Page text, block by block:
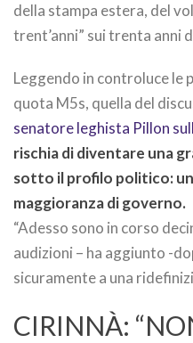
della stampa estera, del
trent’anni” sui trenta anni
Leggendo in controluce
quota M5s, quella del
senatore leghista Pillon
rischia di diventare una
sotto il profilo politico:
maggioranza di governo.
“Adesso sono in corso
audizioni – ha aggiunto -
sicuramente a una
CIRINNÀ: